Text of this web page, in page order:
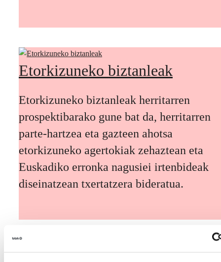
Etorkizuneko biztanleak
Etorkizuneko biztanleak herritarren
prospektibarako gune bat da, herritarren
parte-hartzea eta gazteen ahotsa
etorkizuneko agertokiak zehaztean eta
Euskadiko erronka nagusiei irtenbideak
diseinatzean txertatzera bideratua.